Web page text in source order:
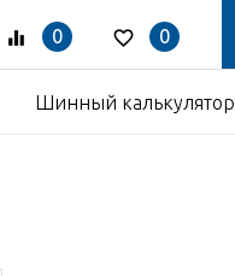
0
0
Шинный калькулятор